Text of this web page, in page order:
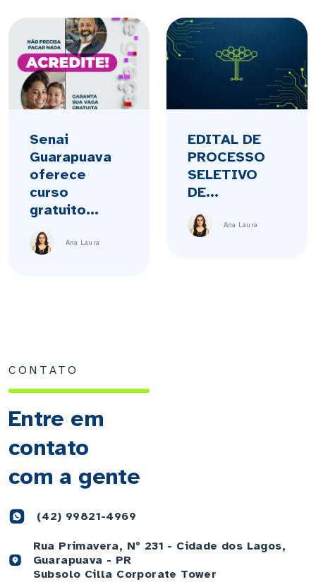
Senai
Guarapuava
oferece
curso
gratuito...
Ana Laura
EDITAL DE
PROCESSO
SELETIVO
DE...
Ana Laura
CONTATO
Entre em
contato
com a gente
(42) 99821-4969
Rua Primavera, Nº 231 - Cidade dos Lagos,
Guarapuava - PR
Subsolo Cilla Corporate Tower